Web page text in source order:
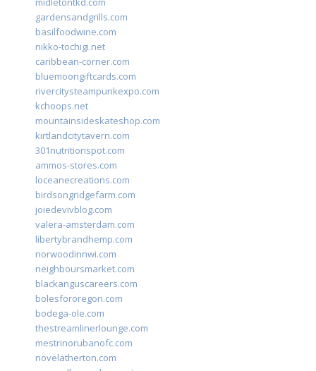
gardensandgrills.com
basilfoodwine.com
nikko-tochigi.net
caribbean-corner.com
bluemoongiftcards.com
rivercitysteampunkexpo.com
kchoops.net
mountainsideskateshop.com
kirtlandcitytavern.com
301nutritionspot.com
ammos-stores.com
loceanecreations.com
birdsongridgefarm.com
joiedevivblog.com
valera-amsterdam.com
libertybrandhemp.com
norwoodinnwi.com
neighboursmarket.com
blackanguscareers.com
bolesfororegon.com
bodega-ole.com
thestreamlinerlounge.com
mestrinorubanofc.com
novelatherton.com